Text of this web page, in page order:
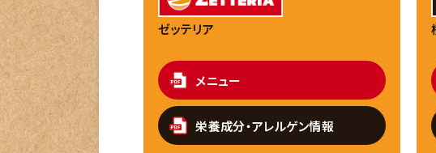
ゼッテリア
メニュー
栄養成分・アレルゲン情報